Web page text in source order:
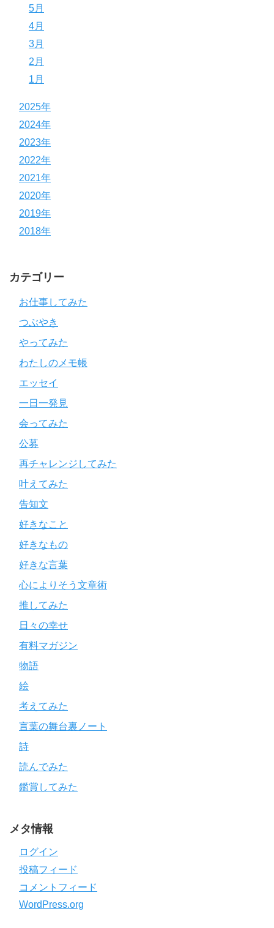
5月
4月
3月
2月
1月
2025年
2024年
2023年
2022年
2021年
2020年
2019年
2018年
カテゴリー
お仕事してみた
つぶやき
やってみた
わたしのメモ帳
エッセイ
一日一発見
会ってみた
公募
再チャレンジしてみた
叶えてみた
告知文
好きなこと
好きなもの
好きな言葉
心によりそう文章術
推してみた
日々の幸せ
有料マガジン
物語
絵
考えてみた
言葉の舞台裏ノート
詩
読んでみた
鑑賞してみた
メタ情報
ログイン
投稿フィード
コメントフィード
WordPress.org